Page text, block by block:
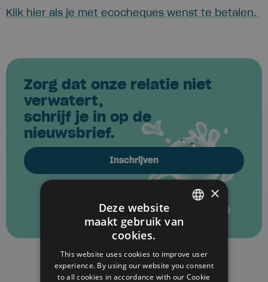
Klik hier als je met ecocheques wenst te betalen.
Zorg dat onze relatie niet
verwatert,
schrijf je in op de
nieuwsbrief.
Inschrijven
DUTCH
ENGLISH
×
Deze website
maakt gebruik van
cookies.
This website uses cookies to improve user
experience. By using our website you consent
to all cookies in accordance with our Cookie